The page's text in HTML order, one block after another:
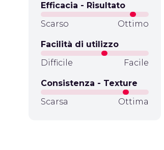
Efficacia - Risultato
Scarso
Ottimo
Facilità di utilizzo
Difficile
Facile
Consistenza - Texture
Scarsa
Ottima